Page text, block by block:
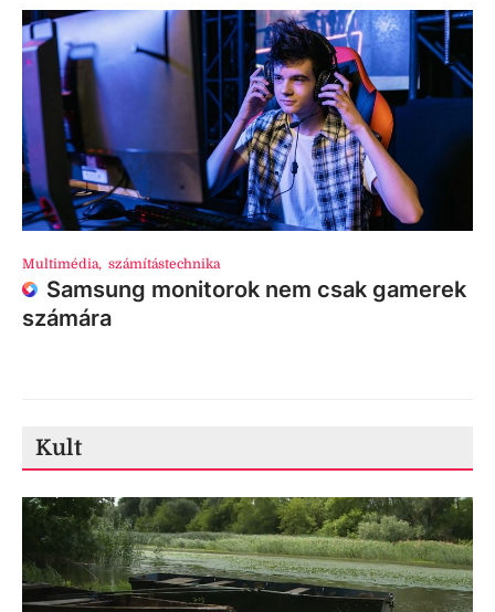
Multimédia, számítástechnika
Samsung monitorok nem csak gamerek
számára
Kult